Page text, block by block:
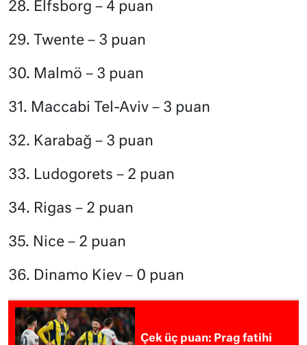
28. Elfsborg – 4 puan
29. Twente – 3 puan
30. Malmö – 3 puan
31. Maccabi Tel-Aviv – 3 puan
32. Karabağ – 3 puan
33. Ludogorets – 2 puan
34. Rigas – 2 puan
35. Nice – 2 puan
36. Dinamo Kiev – 0 puan
Çek üç puan: Prag fatihi